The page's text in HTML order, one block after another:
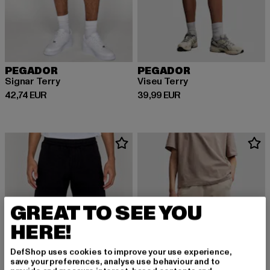
PEGADOR
Signar Terry
42,74 EUR
Derzeitiger Preis: 42,74 EUR
PEGADOR
Viseu Terry
39,99 EUR
Derzeitiger Preis: 39,99 EUR
GREAT TO SEE YOU
HERE!
DefShop uses cookies to improve your use experience,
save your preferences, analyse use behaviour and to